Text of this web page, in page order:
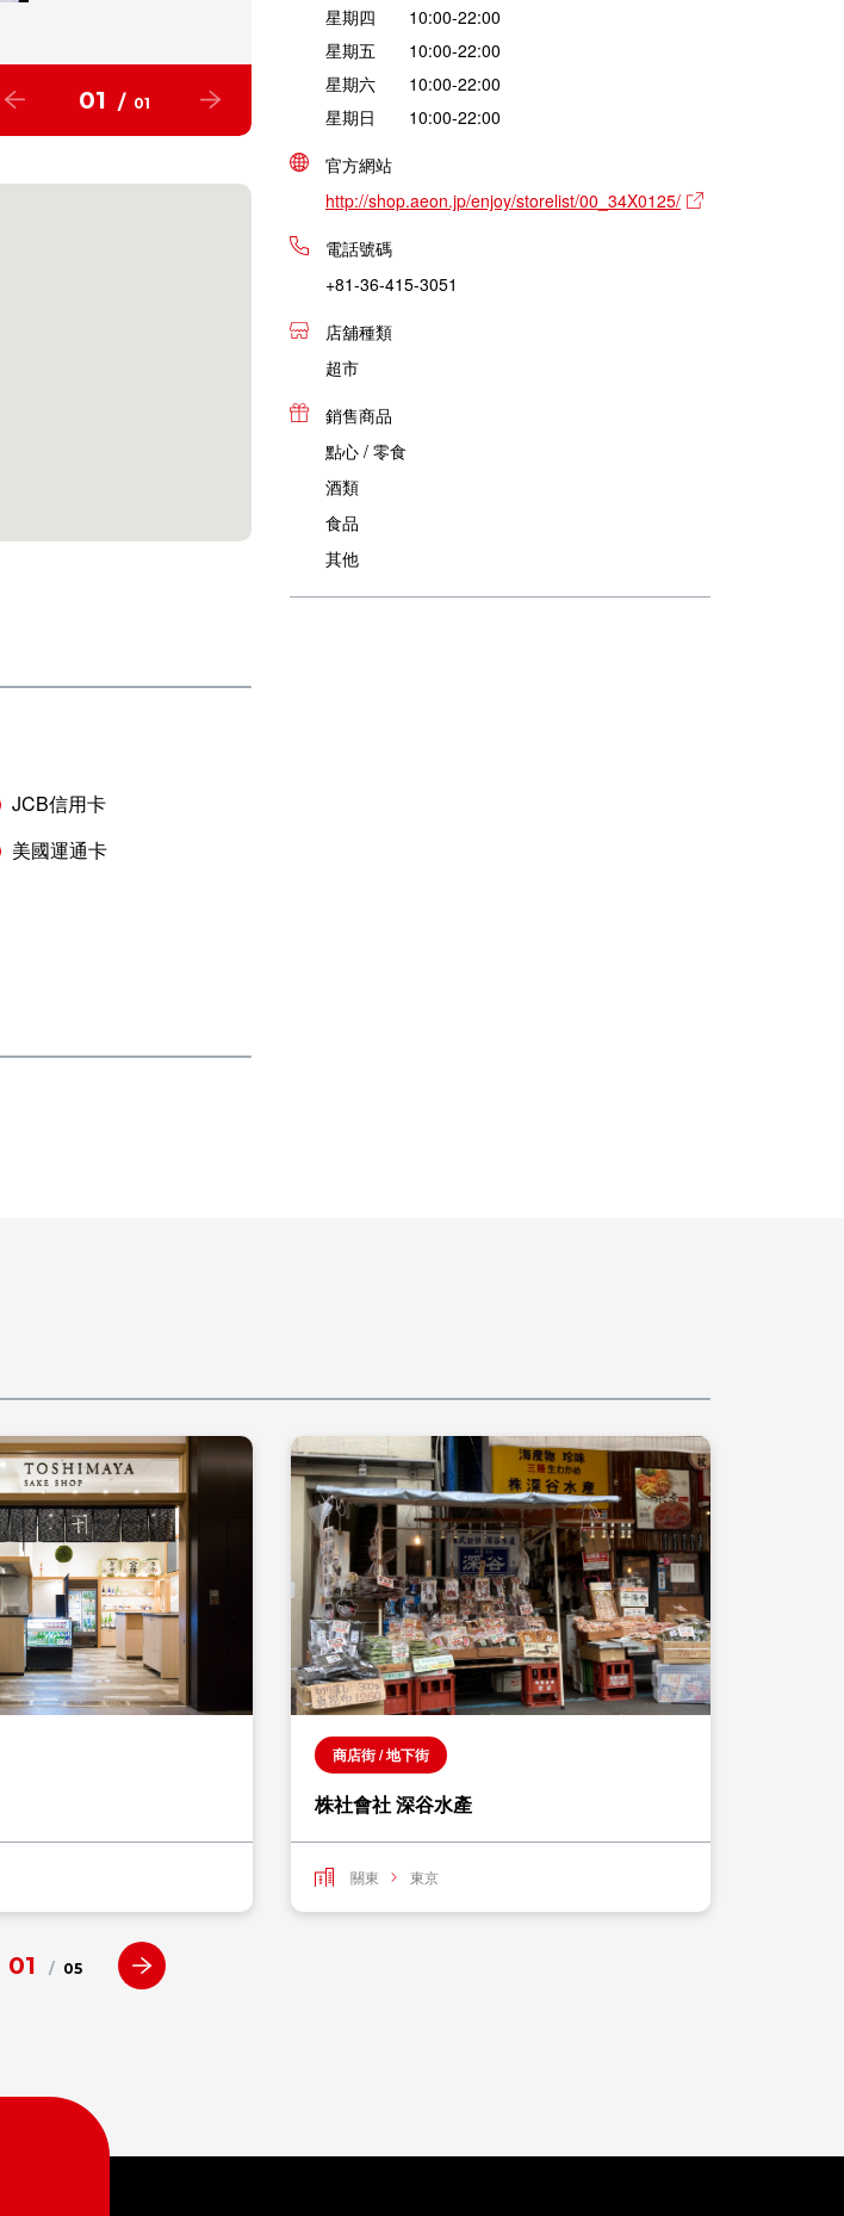
01 / 01
星期四 10:00-22:00
星期五 10:00-22:00
星期六 10:00-22:00
星期日 10:00-22:00
官方網站
http://shop.aeon.jp/enjoy/storelist/00_34X0125/
電話號碼
+81-36-415-3051
店舖種類
超市
銷售商品
點心 / 零食
酒類
食品
其他
JCB信用卡
美國運通卡
商店街 / 地下街
株社會社 深谷水產
關東 東京
01 / 05